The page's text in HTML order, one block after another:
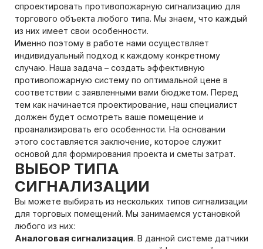
спроектировать противопожарную сигнализацию для
торгового объекта любого типа. Мы знаем, что каждый
из них имеет свои особенности.
Именно поэтому в работе нами осуществляет
индивидуальный подход к каждому конкретному
случаю. Наша задача – создать эффективную
противопожарную систему по оптимальной цене в
соответствии с заявленными вами бюджетом. Перед
тем как начинается проектирование, наш специалист
должен будет осмотреть ваше помещение и
проанализировать его особенности. На основании
этого составляется заключение, которое служит
основой для формирования проекта и сметы затрат.
ВЫБОР ТИПА
СИГНАЛИЗАЦИИ
Вы можете выбирать из нескольких типов сигнализации
для торговых помещений. Мы занимаемся установкой
любого из них:
Аналоговая сигнализация. В данной системе датчики